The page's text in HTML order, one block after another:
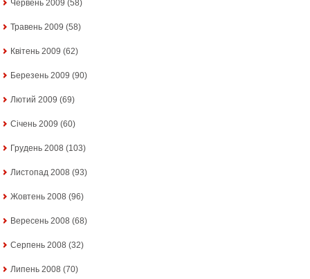
Червень 2009 (58)
Травень 2009 (58)
Квітень 2009 (62)
Березень 2009 (90)
Лютий 2009 (69)
Січень 2009 (60)
Грудень 2008 (103)
Листопад 2008 (93)
Жовтень 2008 (96)
Вересень 2008 (68)
Серпень 2008 (32)
Липень 2008 (70)